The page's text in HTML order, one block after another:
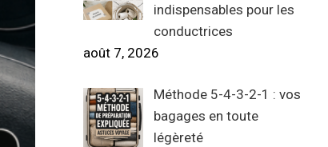
indispensables pour les
conductrices
août 7, 2026
Méthode 5-4-3-2-1 : vos
bagages en toute
légèreté